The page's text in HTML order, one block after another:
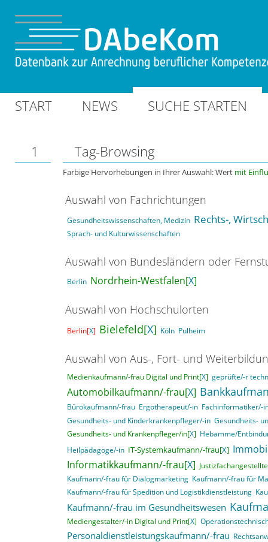
START NEWS SUCHE STARTEN
1 Tag-Browsing
Farbige Hervorhebungen in Ihrer Auswahl: Wert mit
Auswahl von Fachrichtungen
Gesundheitswissenschaften, Medizin Rechts-,
Sprach- und Kulturwissenschaften
Auswahl von Bundesländern oder
Berlin Nordrhein-Westfalen[X]
Auswahl von Hochschulorten
Berlin[X] Bielefeld[X] Köln Pulheim
Auswahl von Aus-, Fort- und
Medienkaufmann/-frau Digital und Print[X] geprüfte/-r
Automobilkaufmann/-frau[X]
Bürokaufmann/-frau Ergotherapeut/-in Fachinformatiker/-
Gesundheits- und Kinderkrankenpfleger/-in Gesundheits-
Gesundheits- und Krankenpfleger/in[X] Hebamme/
Heilpädagoge/-in IT-Systemkaufmann/-frau[X]
Informatikkaufmann/-frau[X]
Kaufmann/-frau für Dialogmarketing Kaufmann/-frau für
Kaufmann/-frau für Spedition und Logistikdienstleistung
Kaufmann/-frau im Gesundheitswesen
Mediengestalter/-in Digital und Print[X]
Personaldienstleistungskaufmann/-frau